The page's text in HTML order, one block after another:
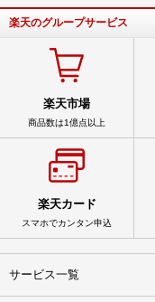
楽天のグループサービス
楽天市場
商品数は1億点以上
楽天カード
スマホでカンタン申込
サービス一覧